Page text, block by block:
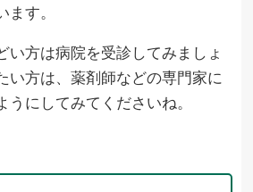
す。
い方は病院を受診してみましょ
い方は、薬剤師などの専門家に
にしてみてくださいね。